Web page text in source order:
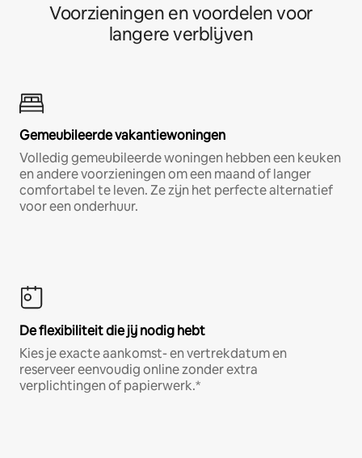
Voorzieningen en voordelen voor
langere verblijven
Gemeubileerde vakantiewoningen
Volledig gemeubileerde woningen hebben een keuken
en andere voorzieningen om een maand of langer
comfortabel te leven. Ze zijn het perfecte alternatief
voor een onderhuur.
De flexibiliteit die jij nodig hebt
Kies je exacte aankomst- en vertrekdatum en
reserveer eenvoudig online zonder extra
verplichtingen of papierwerk.*